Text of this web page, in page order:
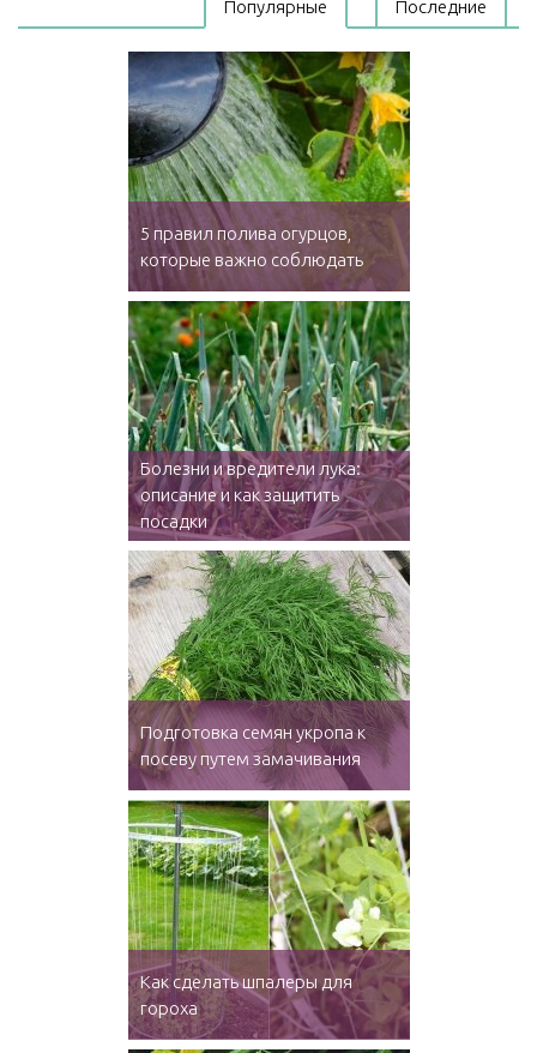
Популярные Последние
5 правил полива огурцов,
которые важно соблюдать
Болезни и вредители лука:
описание и как защитить
посадки
Подготовка семян укропа к
посеву путем замачивания
Как сделать шпалеры для
гороха